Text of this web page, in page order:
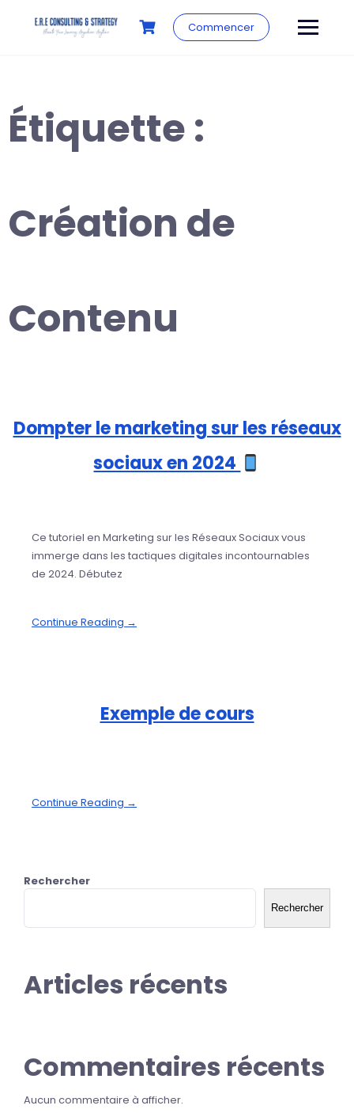
Commencer
Étiquette :
Création de
Contenu
Dompter le marketing sur les réseaux
sociaux en 2024
Ce tutoriel en Marketing sur les Réseaux Sociaux vous
immerge dans les tactiques digitales incontournables
de 2024. Débutez
Continue Reading →
Exemple de cours
Continue Reading →
Rechercher
Rechercher
Articles récents
Commentaires récents
Aucun commentaire à afficher.